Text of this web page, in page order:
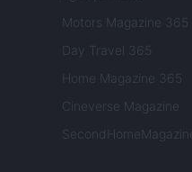
Motors Magazine 365
Day Travel 365
Home Magazine 365
Cineverse Magazine
SecondHomeMagazine